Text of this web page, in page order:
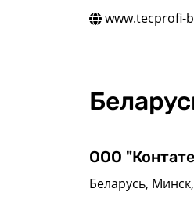
www.tecprofi-
ООО
Беларусь,